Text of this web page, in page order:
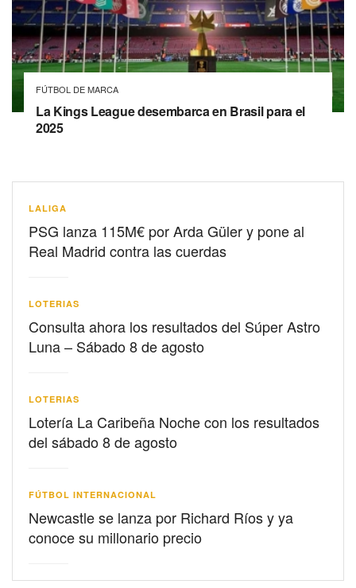
FÚTBOL DE MARCA
La Kings League desembarca en Brasil para el
2025
LALIGA
PSG lanza 115M€ por Arda Güler y pone al
Real Madrid contra las cuerdas
LOTERIAS
Consulta ahora los resultados del Súper Astro
Luna – Sábado 8 de agosto
LOTERIAS
Lotería La Caribeña Noche con los resultados
del sábado 8 de agosto
FÚTBOL INTERNACIONAL
Newcastle se lanza por Richard Ríos y ya
conoce su millonario precio